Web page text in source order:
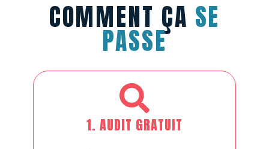
COMMENT ÇA SE
PASSE
1. AUDIT GRATUIT